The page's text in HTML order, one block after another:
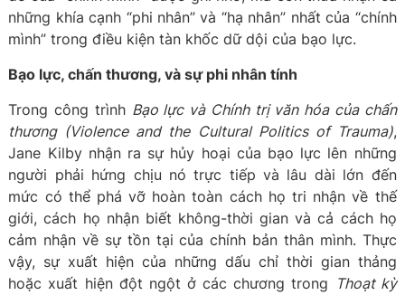
những khía cạnh “phi nhân” và “hạ nhân” nhất của “chính
mình” trong điều kiện tàn khốc dữ dội của bạo lực.
Bạo lực, chấn thương, và sự phi nhân tính
Trong công trình Bạo lực và Chính trị văn hóa của chấn
thương (Violence and the Cultural Politics of Trauma),
Jane Kilby nhận ra sự hủy hoại của bạo lực lên những
người phải hứng chịu nó trực tiếp và lâu dài lớn đến
mức có thể phá vỡ hoàn toàn cách họ tri nhận về thế
giới, cách họ nhận biết không-thời gian và cả cách họ
cảm nhận về sự tồn tại của chính bản thân mình. Thực
vậy, sự xuất hiện của những dấu chỉ thời gian thảng
hoặc xuất hiện đột ngột ở các chương trong Thoạt kỳ